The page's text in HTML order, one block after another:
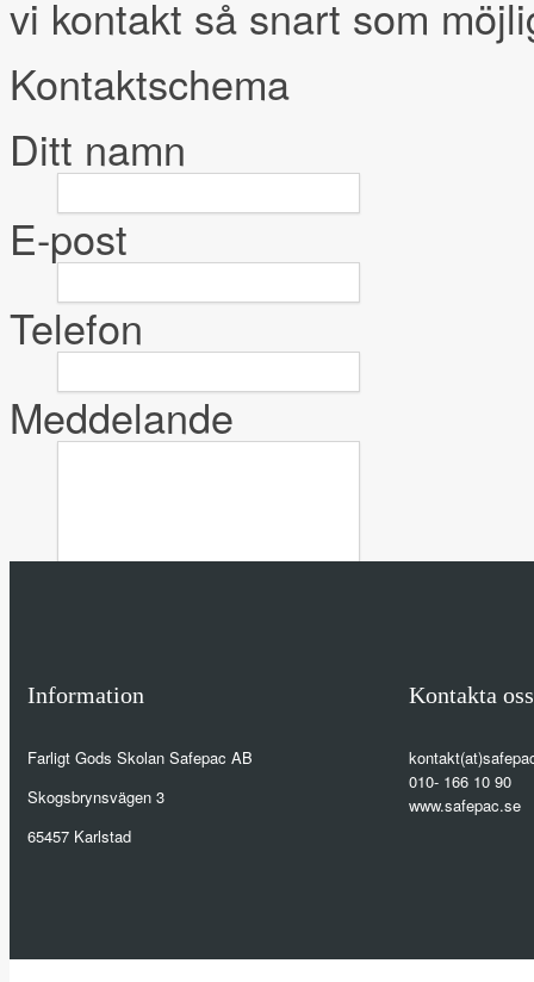
vi kontakt så snart som
Kontaktschema
Ditt namn
E-post
Telefon
Meddelande
Information
Farligt Gods Skolan Safepac AB
Skogsbrynsvägen 3
65457 Karlstad
Kontakta oss
010- 166 10 90
www.safepac.se